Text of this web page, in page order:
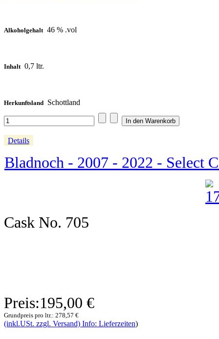
Alkoholgehalt 46 % .vol
Inhalt 0,7 ltr.
Herkunftsland Schottland
Details
Bladnoch - 2007 - 2022 - Select
Cask No. 705
Preis:195,00 €
Grundpreis pro ltr.: 278,57 €
(inkl.USt. zzgl. Versand) Info: Lieferzeiten)